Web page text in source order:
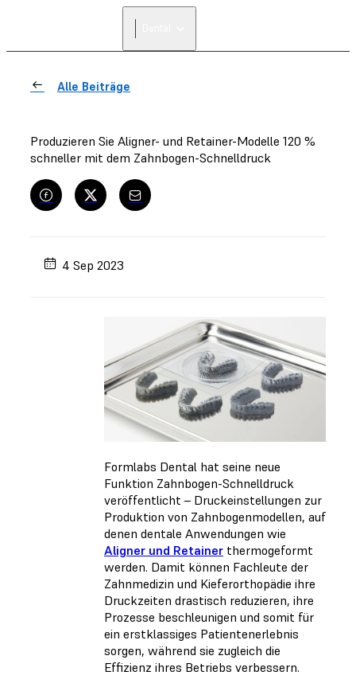
Alle Beiträge
Produzieren Sie Aligner- und Retainer-Modelle 120 %
schneller mit dem Zahnbogen-Schnelldruck
4 Sep 2023
Formlabs Dental hat seine neue
Funktion Zahnbogen-Schnelldruck
veröffentlicht – Druckeinstellungen zur
Produktion von Zahnbogenmodellen, auf
denen dentale Anwendungen wie
Aligner und Retainer thermogeformt
werden. Damit können Fachleute der
Zahnmedizin und Kieferorthopädie ihre
Druckzeiten drastisch reduzieren, ihre
Prozesse beschleunigen und somit für
ein erstklassiges Patientenerlebnis
sorgen, während sie zugleich die
Effizienz ihres Betriebs verbessern.